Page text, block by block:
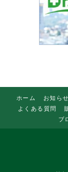
ホーム お知らせ
よくある質問
ブ